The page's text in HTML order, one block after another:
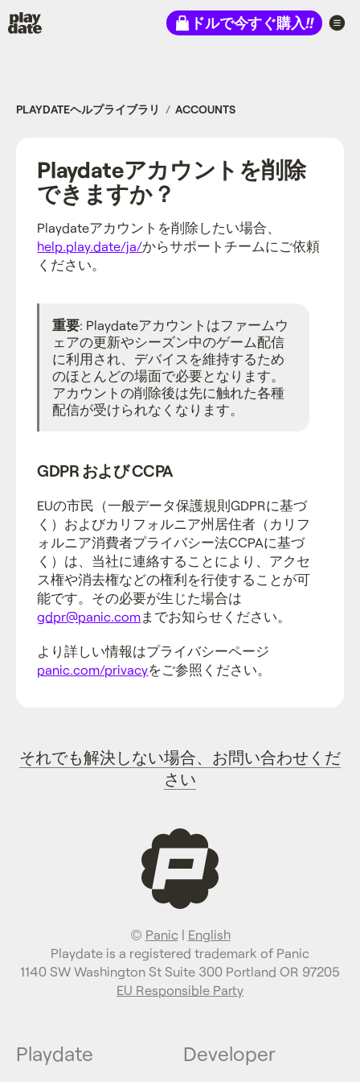
Playdate ドルで今すぐ購入!!
PLAYDATEヘルプライブラリ ACCOUNTS
Playdateアカウントを削除
できますか？
Playdateアカウントを削除したい場合、
help.play.date/ja/からサポートチームにご依頼
ください。
重要: Playdateアカウントはファームウ
ェアの更新やシーズン中のゲーム配信
に利用され、デバイスを維持するため
のほとんどの場面で必要となります。
アカウントの削除後は先に触れた各種
配信が受けられなくなります。
GDPR および CCPA
EUの市民（一般データ保護規則GDPRに基づ
く）およびカリフォルニア州居住者（カリフ
ォルニア消費者プライバシー法CCPAに基づ
く）は、当社に連絡することにより、アクセ
ス権や消去権などの権利を行使することが可
能です。その必要が生じた場合は
gdpr@panic.comまでお知らせください。
より詳しい情報はプライバシーページ
panic.com/privacyをご参照ください。
それでも解決しない場合、お問い合わせくだ
さい
© Panic| English
Playdate is a registered trademark of Panic
1140 SW Washington St Suite 300 Portland OR 97205
EU Responsible Party
Playdate Developer